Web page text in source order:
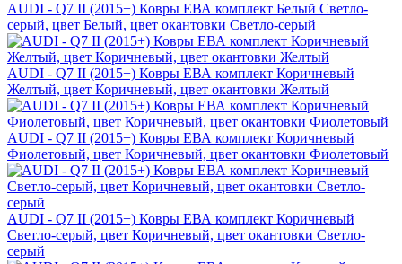
AUDI - Q7 II (2015+) Ковры ЕВА комплект Белый Светло-
серый, цвет Белый, цвет окантовки Светло-серый
AUDI - Q7 II (2015+) Ковры ЕВА комплект Коричневый
Желтый, цвет Коричневый, цвет окантовки Желтый
AUDI - Q7 II (2015+) Ковры ЕВА комплект Коричневый
Фиолетовый, цвет Коричневый, цвет окантовки Фиолетовый
AUDI - Q7 II (2015+) Ковры ЕВА комплект Коричневый
Светло-серый, цвет Коричневый, цвет окантовки Светло-
серый